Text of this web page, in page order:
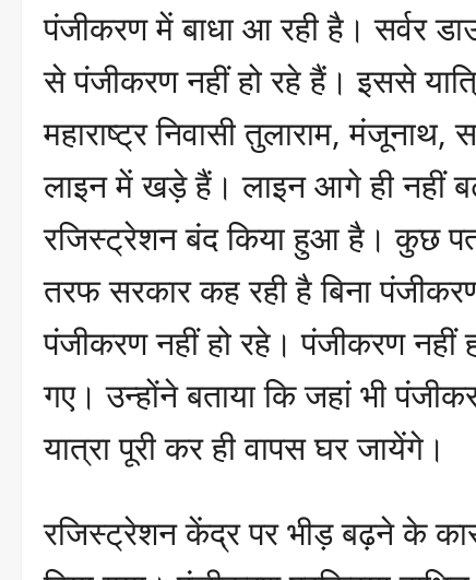
पंजीकरण में बाधा आ रही है। सर्वर
से पंजीकरण नहीं हो रहे हैं। इससे
महाराष्ट्र निवासी तुलाराम,
लाइन में खड़े हैं। लाइन आगे ही नहीं
रजिस्ट्रेशन बंद किया हुआ है। कुछ
तरफ सरकार कह रही है बिना
पंजीकरण नहीं हो रहे। पंजीकरण नहीं
गए। उन्होंने बताया कि जहां भी
यात्रा पूरी कर ही वापस घर जायेंगे।
रजिस्ट्रेशन केंद्र पर भीड़ बढ़ने के